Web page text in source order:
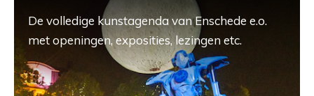
De volledige kunstagenda van Enschede e.o.
met openingen, exposities, lezingen etc.